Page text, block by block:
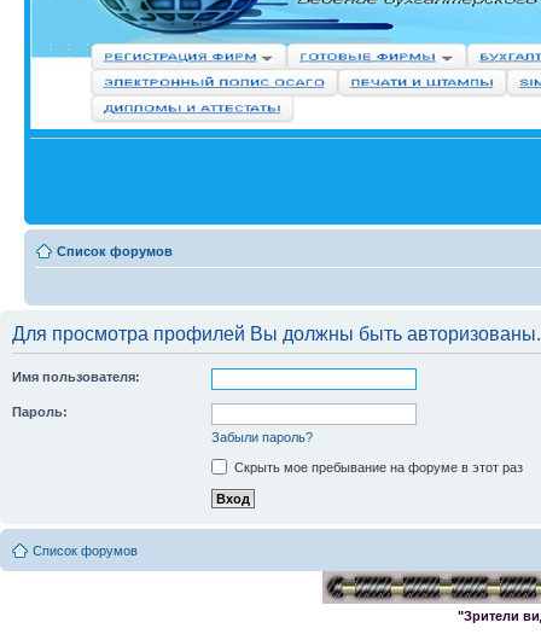
Список форумов
Для просмотра профилей Вы должны быть авторизованы.
Имя пользователя:
Пароль:
Забыли пароль?
Скрыть мое пребывание на форуме в этот раз
Список форумов
"Зрители